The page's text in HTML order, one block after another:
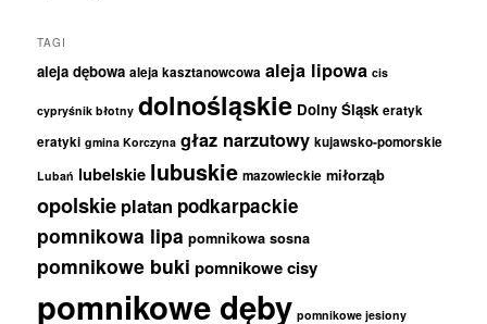
TAGI
aleja dębowa aleja kasztanowcowa aleja lipowa cis
cypryśnik błotny dolnośląskie Dolny Śląsk eratyk
eratyki gmina Korczyna głaz narzutowy kujawsko-pomorskie
Lubań lubelskie lubuskie mazowieckie miłorząb
opolskie platan podkarpackie
pomnikowa lipa pomnikowa sosna
pomnikowe buki pomnikowe cisy
pomnikowe dęby pomnikowe jesiony